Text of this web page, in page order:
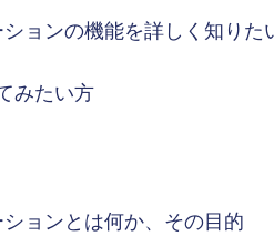
ョンの機能を詳しく知りた
みたい方
ョンとは何か、その目的